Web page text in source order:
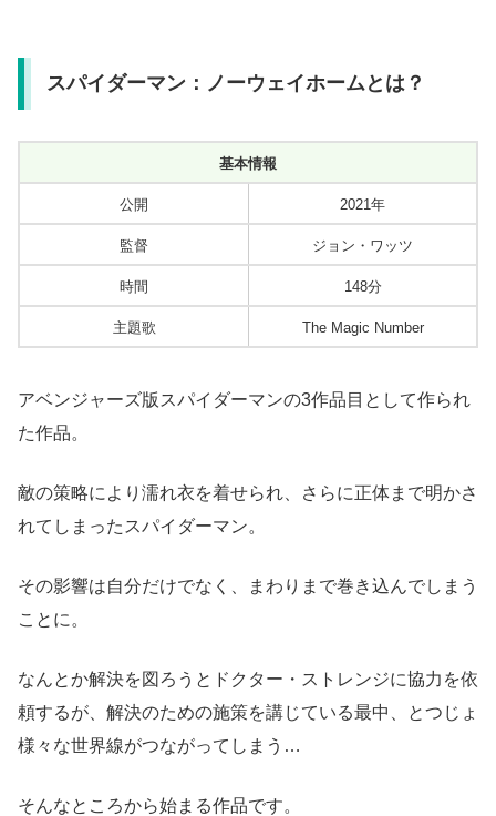
スパイダーマン：ノーウェイホームとは？
基本情報
公開 2021年
監督 ジョン・ワッツ
時間 148分
主題歌 The Magic Number
アベンジャーズ版スパイダーマンの3作品目として作られ
た作品。
敵の策略により濡れ衣を着せられ、さらに正体まで明かさ
れてしまったスパイダーマン。
その影響は自分だけでなく、まわりまで巻き込んでしまう
ことに。
なんとか解決を図ろうとドクター・ストレンジに協力を依
頼するが、解決のための施策を講じている最中、とつじょ
様々な世界線がつながってしまう…
そんなところから始まる作品です。